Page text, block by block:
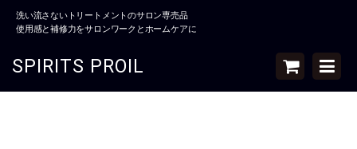
洗い流さないトリートメントのサロン専売品
使用感と補修力をサロンワークとホームケアに
SPIRITS PROIL